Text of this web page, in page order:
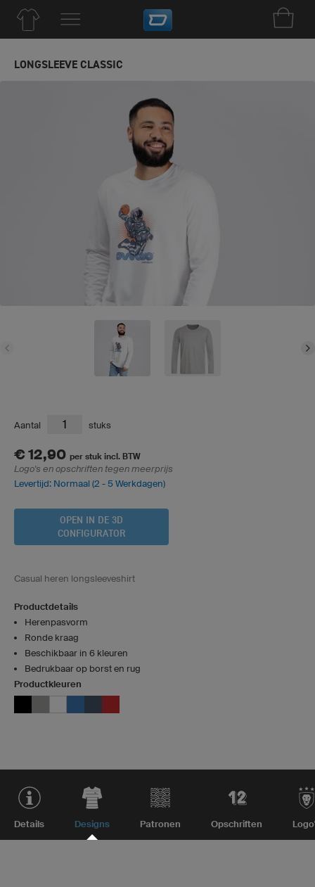
LONGSLEEVE CLASSIC
Aantal stuks
€ 12,90 per stuk incl. BTW
Logo's en opschriften tegen meerprijs
Levertijd: Normaal (2 - 5 Werkdagen)
OPEN IN DE 3D
CONFIGURATOR
Casual heren longsleeveshirt
Productdetails
Herenpasvorm
Ronde kraag
Beschikbaar in 6 kleuren
Bedrukbaar op borst en rug
Productkleuren
Details Designs Patronen Opschriften